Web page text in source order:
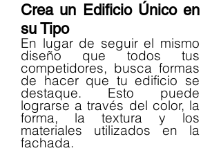
Crea un Edificio Único en
su Tipo
En lugar de seguir el mismo
diseño que todos tus
competidores, busca formas
de hacer que tu edificio se
destaque. Esto puede
lograrse a través del color, la
forma, la textura y los
materiales utilizados en la
fachada.